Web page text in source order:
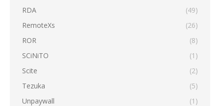
RDA
(49)
RemoteXs
(26)
ROR
(8)
SCiNiTO
(1)
Scite
(2)
Tezuka
(5)
Unpaywall
(1)